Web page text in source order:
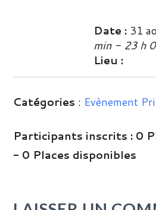
Date : 31
min - 23 h
Lieu :
Catégories : Evènement
Participants inscrits : 0
- 0 Places disponibles